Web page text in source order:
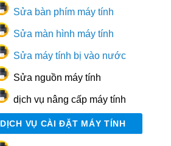
Sửa bàn phím máy tính
Sửa màn hình máy tính
Sửa máy tính bị vào nước
Sửa nguồn máy tính
dịch vụ nâng cấp máy tính
DỊCH VỤ CÀI ĐẶT MÁY TÍNH